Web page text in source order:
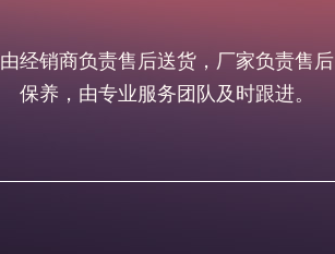
由经销商负责售后送货，厂家负责售后
保养，由专业服务团队及时跟进。